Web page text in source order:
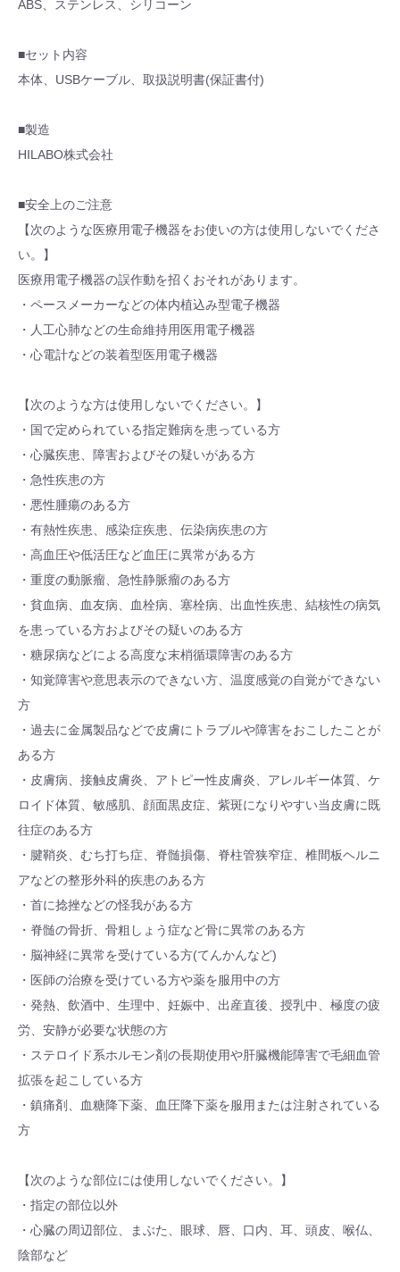
ABS、ステンレス、シリコーン
■セット内容
本体、USBケーブル、取扱説明書(保証書付)
■製造
HILABO株式会社
■安全上のご注意
【次のような医療用電子機器をお使いの方は使用しないでくださ
い。】
医療用電子機器の誤作動を招くおそれがあります。
・ペースメーカーなどの体内植込み型電子機器
・人工心肺などの生命維持用医用電子機器
・心電計などの装着型医用電子機器
【次のような方は使用しないでください。】
・国で定められている指定難病を患っている方
・心臓疾患、障害およびその疑いがある方
・急性疾患の方
・悪性腫瘍のある方
・有熱性疾患、感染症疾患、伝染病疾患の方
・高血圧や低活圧など血圧に異常がある方
・重度の動脈瘤、急性静脈瘤のある方
・貧血病、血友病、血栓病、塞栓病、出血性疾患、結核性の病気
を患っている方およびその疑いのある方
・糖尿病などによる高度な末梢循環障害のある方
・知覚障害や意思表示のできない方、温度感覚の自覚ができない
方
・過去に金属製品などで皮膚にトラブルや障害をおこしたことが
ある方
・皮膚病、接触皮膚炎、アトピー性皮膚炎、アレルギー体質、ケ
ロイド体質、敏感肌、顔面黒皮症、紫斑になりやすい当皮膚に既
往症のある方
・腱鞘炎、むち打ち症、脊髄損傷、脊柱管狭窄症、椎間板ヘルニ
アなどの整形外科的疾患のある方
・首に捻挫などの怪我がある方
・脊髄の骨折、骨粗しょう症など骨に異常のある方
・脳神経に異常を受けている方(てんかんなど)
・医師の治療を受けている方や薬を服用中の方
・発熱、飲酒中、生理中、妊娠中、出産直後、授乳中、極度の疲
労、安静が必要な状態の方
・ステロイド系ホルモン剤の長期使用や肝臓機能障害で毛細血管
拡張を起こしている方
・鎮痛剤、血糖降下薬、血圧降下薬を服用または注射されている
方
【次のような部位には使用しないでください。】
・指定の部位以外
・心臓の周辺部位、まぶた、眼球、唇、口内、耳、頭皮、喉仏、
陰部など